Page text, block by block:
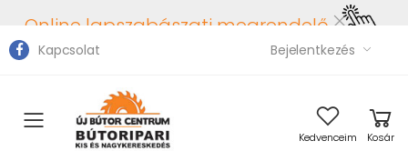
Online lapszabászati megrendelő
Kapcsolat Bejelentkezés
Toggle mobile menu Kedvenceim Kosár